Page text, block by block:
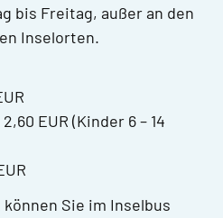
bis Freitag, außer an den
Inselorten.
2,60 EUR (Kinder 6 – 14
Sie im Inselbus